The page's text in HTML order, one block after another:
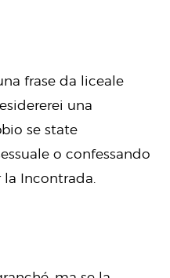
frase da liceale
una
se state
o confessando
la Incontrada.